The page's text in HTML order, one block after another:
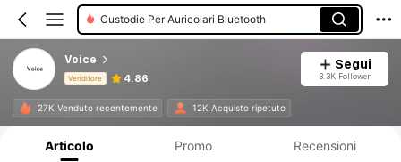
Custodie Per Auricolari Bluetooth
Voice
Venditore 4.86
Segui
3.3K Follower
27K Venduto recentemente 12K Acquisto ripetuto
Articolo Promo Recensioni